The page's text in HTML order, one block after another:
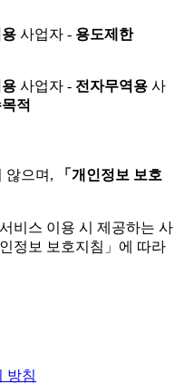
사업자 - 용도제한
사업자 - 전자무역용 사
적
않으며,
「개인정보 보호
비스 이용 시 제공하는 사
정보 보호지침」에 따라
방침